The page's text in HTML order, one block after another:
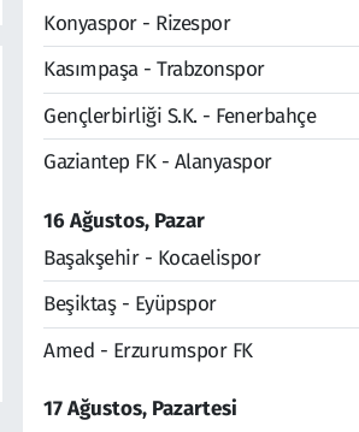
Konyaspor - Rizespor
Kasımpaşa - Trabzonspor
Gençlerbirliği S.K. - Fenerbahçe
Gaziantep FK - Alanyaspor
16 Ağustos, Pazar
Başakşehir - Kocaelispor
Beşiktaş - Eyüpspor
Amed - Erzurumspor FK
17 Ağustos, Pazartesi